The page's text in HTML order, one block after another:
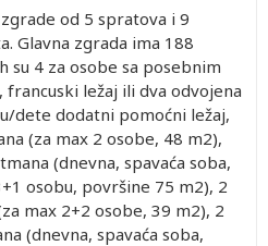
od 5 spratova i 9
Glavna zgrada ima 188
su 4 za osobe sa posebnim
ležaj ili dva odvojena
dete dodatni pomoćni ležaj,
(za max 2 osobe, 48 m2),
(dnevna, spavaća soba,
osobu, površine 75 m2), 2
max 2+2 osobe, 39 m2), 2
(dnevna, spavaća soba,